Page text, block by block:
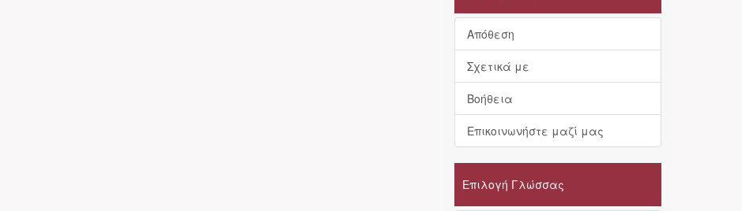
Απόθεση
Σχετικά με
Βοήθεια
Επικοινωνήστε μαζί μας
Επιλογή Γλώσσας